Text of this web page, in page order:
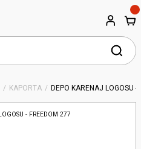
KAPORTA DEPO KARENAJ LOGOSU -